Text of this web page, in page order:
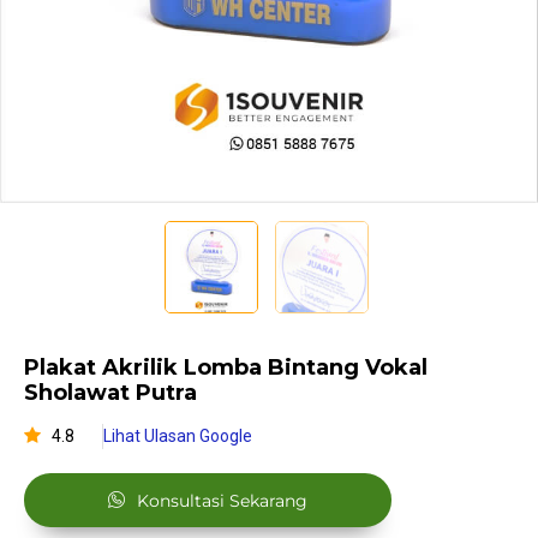
Plakat Akrilik Lomba Bintang Vokal
Sholawat Putra
4.8 Lihat Ulasan Google
Konsultasi Sekarang